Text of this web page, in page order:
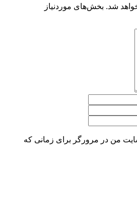
شد. بخش‌های موردنیاز
من در مرورگر برای زمانی که